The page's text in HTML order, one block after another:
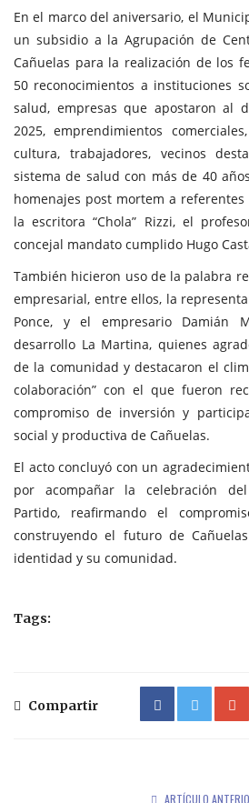
En el marco del aniversario, el
un subsidio a la Agrupación de
Cañuelas para la realización de los
50 reconocimientos a instituciones
salud, empresas que apostaron al
2025, emprendimientos
cultura, trabajadores, vecinos
sistema de salud con más de 40
homenajes post mortem a
la escritora “Chola” Rizzi, el
concejal mandato cumplido Hugo
También hicieron uso de la palabra
empresarial, entre ellos, la
Ponce, y el empresario Damián
desarrollo La Martina, quienes
de la comunidad y destacaron el
colaboración” con el que fueron
compromiso de inversión y
social y productiva de Cañuelas.
El acto concluyó con un
por acompañar la celebración
Partido, reafirmando el
construyendo el futuro de
identidad y su comunidad.
Tags:
Compartir
ARTÍCULO